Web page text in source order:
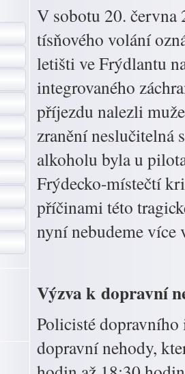
V sobotu 20.
tísňového volání
letišti ve Frýdlantu
integrovaného
příjezdu nalezli
zranění neslučitelná
alkoholu byla u
Frýdecko-místečtí
příčinami této
nyní nebudeme více
Výzva k dopravní
Policisté
dopravní nehody,